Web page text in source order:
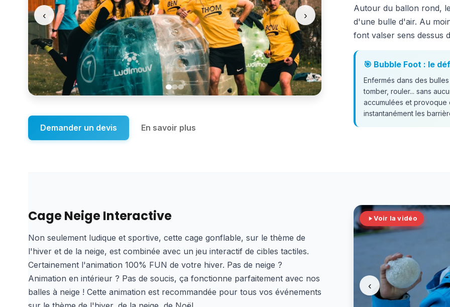
‹ ›
Autour du ballon rond,
d'une bulle d'air. Au
font valser sens dessus
🎯 Bubble Foot : le
Enfermés dans des
tomber, rouler... sans
accumulées et provoque
instantanément les
Demander un devis En savoir plus
Voir la vidéo
‹
Cage Neige Interactive
Non seulement ludique et sportive, cette cage gonflable, sur le thème de
l'hiver et de la neige, est combinée avec un jeu interactif de cibles tactiles.
Certainement l'animation 100% FUN de votre hiver. Pas de neige ?
Animation en intérieur ? Pas de soucis, ça fonctionne parfaitement avec nos
balles à neige ! Cette animation est recommandée pour tous vos événements